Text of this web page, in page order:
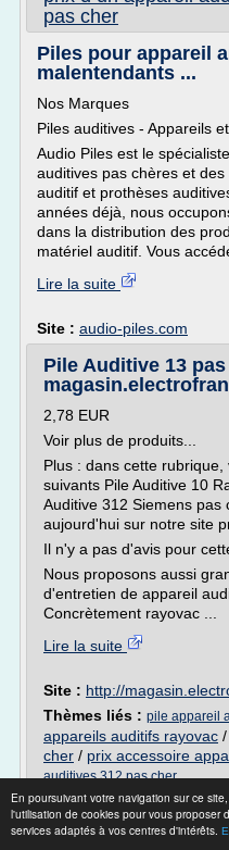
En poursuivant votre navigation sur ce
l'utilisation de cookies pour vous proposer
services adaptés à vos centres d'intérêts.
pas cher
Piles pour appareil
malentendants ...
Nos Marques
Piles auditives - Appareils
Audio Piles est le
auditives pas chères et
auditif et prothèses
années déjà, nous
dans la distribution des
matériel auditif. Vous
Lire la suite
Site : audio-piles.com
Pile Auditive 13
2,78 EUR
Voir plus de produits...
Plus : dans cette
suivants Pile Auditive 10
Auditive 312 Siemens pas
aujourd'hui sur notre site
Il n'y a pas d'avis pour
Nous proposons aussi
d'entretien de appareil
Concrètement rayovac ...
Lire la suite
Site : http://
Thèmes liés : pile appareil
appareils auditifs rayovac /
cher / prix accessoire
auditives 312 pas cher
Appareil auditif :